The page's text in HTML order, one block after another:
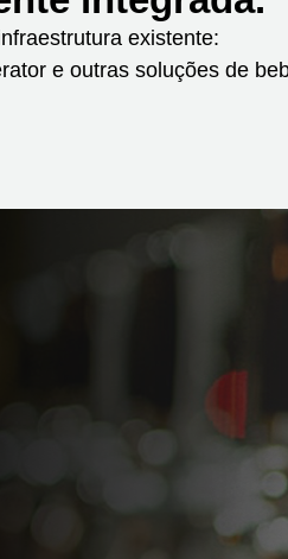
existente:
e outras soluções de